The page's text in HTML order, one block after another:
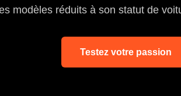
modèles réduits à son statut de
Testez votre passion